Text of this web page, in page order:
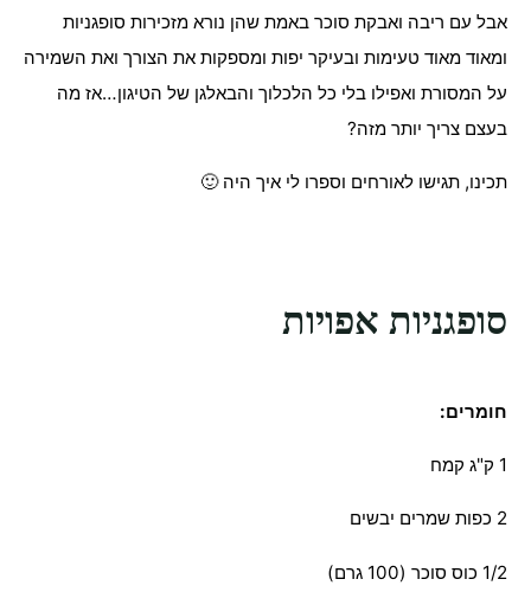
אבל עם ריבה ואבקת סוכר באמת שהן נורא מזכירות סופגניות
ומאוד מאוד טעימות ובעיקר יפות ומספקות את הצורך ואת השמירה
על המסורת ואפילו בלי כל הלכלוך והבאלגן של הטיגון…אז מה
בעצם צריך יותר מזה?
תכינו, תגישו לאורחים וספרו לי איך היה 🙂
סופגניות אפויות
חומרים:
1 ק"ג קמח
2 כפות שמרים יבשים
1/2 כוס סוכר (100 גרם)